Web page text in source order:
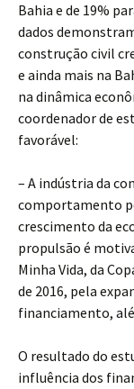
Bahia e de 19%
dados
construção civil
e ainda mais na
na dinâmica
coordenador de
favorável:
– A indústria da
comportamento
crescimento da
propulsão é
Minha Vida, da
de 2016, pela
financiamento,
O resultado do
influência dos